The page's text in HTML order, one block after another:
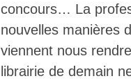
concours… La
nouvelles manières
viennent nous
librairie de demain